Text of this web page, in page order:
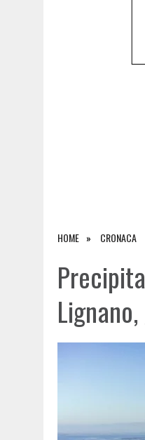
HOME CRONACA